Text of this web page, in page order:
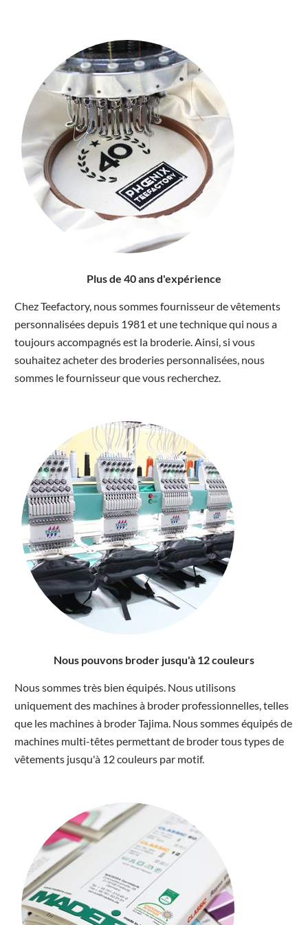
Plus de 40 ans d'expérience
Chez Teefactory, nous sommes fournisseur de vêtements
personnalisées depuis 1981 et une technique qui nous a
toujours accompagnés est la broderie. Ainsi, si vous
souhaitez acheter des broderies personnalisées, nous
sommes le fournisseur que vous recherchez.
Nous pouvons broder jusqu'à 12 couleurs
Nous sommes très bien équipés. Nous utilisons
uniquement des machines à broder professionnelles, telles
que les machines à broder Tajima. Nous sommes équipés de
machines multi-têtes permettant de broder tous types de
vêtements jusqu'à 12 couleurs par motif.